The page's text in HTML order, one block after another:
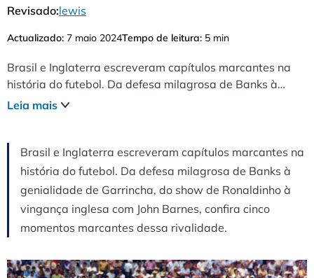
Revisado:lewis
Actualizado: 7 maio 2024Tempo de leitura: 5 min
Brasil e Inglaterra escreveram capítulos marcantes na
história do futebol. Da defesa milagrosa de Banks à
genialidade de Garrincha, do show de Ronaldinho à
Leia mais
Brasil e Inglaterra escreveram capítulos marcantes na
história do futebol. Da defesa milagrosa de Banks à
genialidade de Garrincha, do show de Ronaldinho à
vingança inglesa com John Barnes, confira cinco
momentos marcantes dessa rivalidade.